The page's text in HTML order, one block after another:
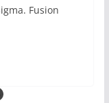
Fusion